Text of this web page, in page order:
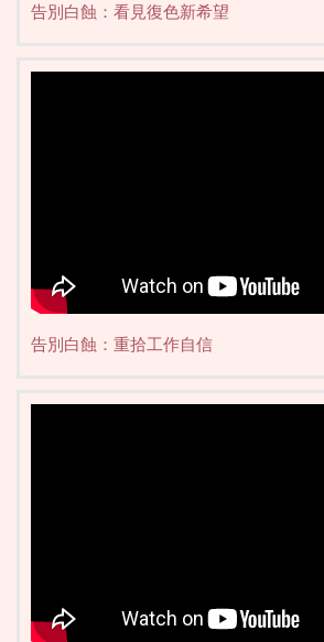
告別白蝕：看見復色新希望
告別白蝕：重拾工作自信